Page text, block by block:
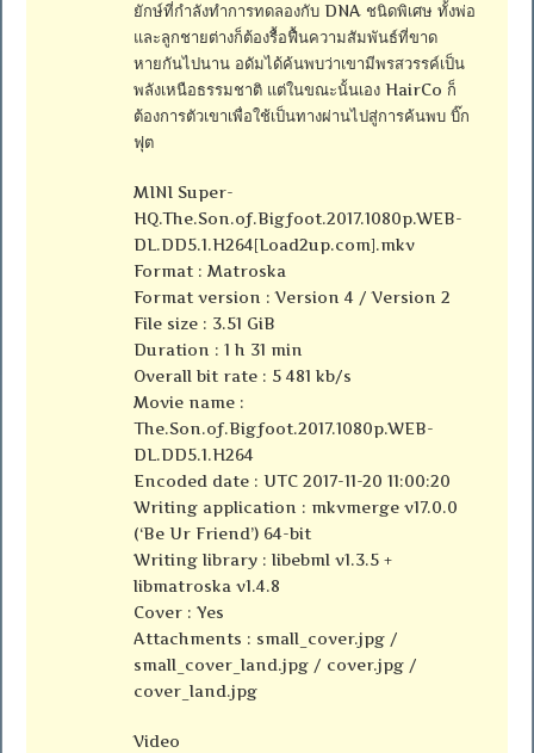
ยักษ์ที่กำลังทำการทดลองกับ DNA ชนิดพิเศษ ทั้งพ่อ
และลูกชายต่างก็ต้องรื้อฟื้นความสัมพันธ์ที่ขาด
หายกันไปนาน อดัมได้ค้นพบว่าเขามีพรสวรรค์เป็น
พลังเหนือธรรมชาติ แต่ในขณะนั้นเอง HairCo ก็
ต้องการตัวเขาเพื่อใช้เป็นทางผ่านไปสู่การค้นพบ บิ๊ก
ฟุต
MINI Super-
HQ.The.Son.of.Bigfoot.2017.1080p.WEB-
DL.DD5.1.H264[Load2up.com].mkv
Format : Matroska
Format version : Version 4 / Version 2
File size : 3.51 GiB
Duration : 1 h 31 min
Overall bit rate : 5 481 kb/s
Movie name :
The.Son.of.Bigfoot.2017.1080p.WEB-
DL.DD5.1.H264
Encoded date : UTC 2017-11-20 11:00:20
Writing application : mkvmerge v17.0.0
(‘Be Ur Friend’) 64-bit
Writing library : libebml v1.3.5 +
libmatroska v1.4.8
Cover : Yes
Attachments : small_cover.jpg /
small_cover_land.jpg / cover.jpg /
cover_land.jpg
Video